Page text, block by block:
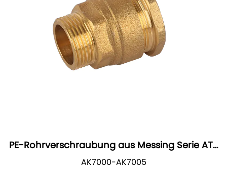
PE-Rohrverschraubung aus Messing Serie ATR
AK7000-7005
AK7000-AK7005